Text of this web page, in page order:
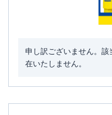
申し訳ございません。
在いたしません。